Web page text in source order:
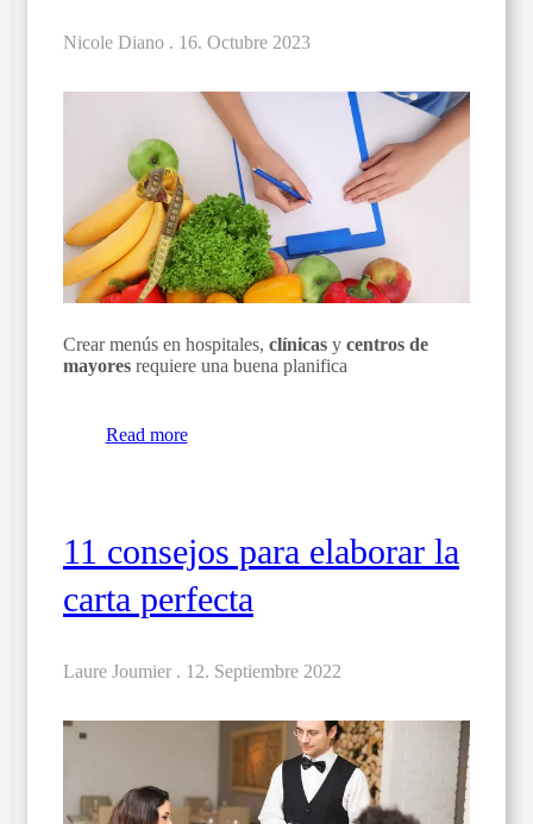
Nicole Diano . 16. Octubre 2023
Crear menús en hospitales, clínicas y centros de
mayores requiere una buena planifica
Read more
11 consejos para elaborar la
carta perfecta
Laure Joumier . 12. Septiembre 2022